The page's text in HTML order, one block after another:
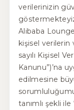
verilerinizin
Alibaba
kişisel verilerin
sayılı Kişisel
Kanunu”)’na
edilmesine
tanımlı şekli ile